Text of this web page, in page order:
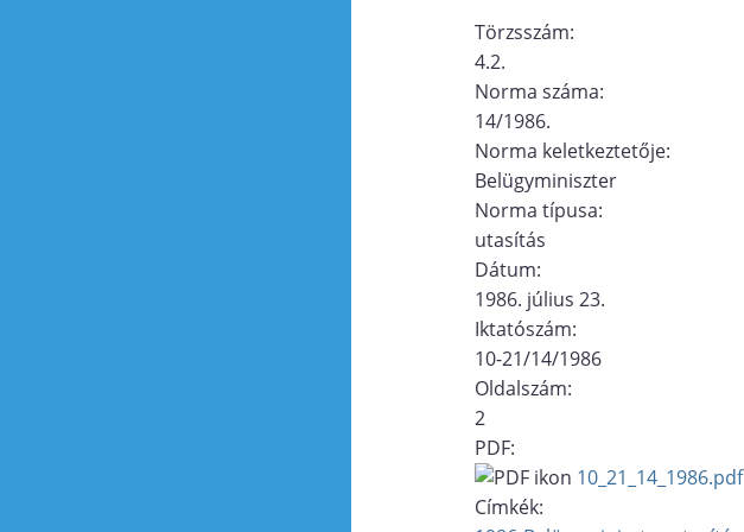
Törzsszám:
4.2.
Norma száma:
14/1986.
Norma keletkeztetője:
Belügyminiszter
Norma típusa:
utasítás
Dátum:
1986. július 23.
Iktatószám:
10-21/14/1986
Oldalszám:
2
PDF:
10_21_14_1986.pdf
Címkék: